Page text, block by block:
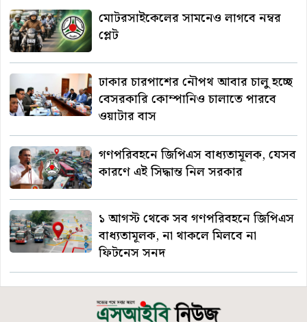
মোটরসাইকেলের সামনেও লাগবে নম্বর
প্লেট
ঢাকার চারপাশের নৌপথ আবার চালু হচ্ছে
বেসরকারি কোম্পানিও চালাতে পারবে
ওয়াটার বাস
গণপরিবহনে জিপিএস বাধ্যতামূলক, যেসব
কারণে এই সিদ্ধান্ত নিল সরকার
১ আগস্ট থেকে সব গণপরিবহনে জিপিএস
বাধ্যতামূলক, না থাকলে মিলবে না
ফিটনেস সনদ